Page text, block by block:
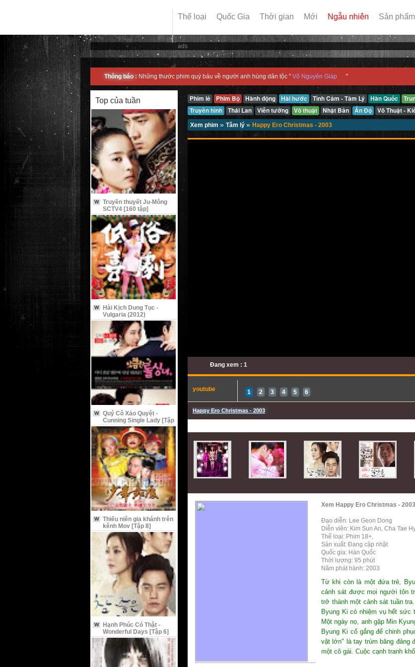
Thể loại Quốc Gia Thời gian Mới Ngẫu nhiên Sản phẩm
ads
Thông báo : Những thước phim quý báu về người anh hùng dân tộc " Võ Nguyên Giáp "
Top của tuần
W
Truyền thuyết Ju-Mông
SCTV4 [160 tập]
W
Hài Kịch Dung Tục -
Vulgaria (2012)
W
Quý Cô Xảo Quyệt -
Cunning Single Lady [Tập
9 Vietsub]
W
Thiếu niên gia khánh trên
kênh Mov [Tập 8]
W
Hạnh Phúc Có Thật -
Wonderful Days [Tập 6]
Phim lẻ Phim Bộ Hành động Hài hước Tình Cảm - Tâm Lý Hàn Quốc
Truyền hình
Thái Lan Viễn tưởng Võ thuật Nhật Bản Ấn Độ Võ Thuật -
Xem phim » Tâm lý » Happy Ero Christmas - 2003
Đang xem : 1
youtube 1 2 3 4 5 6
Happy Ero Christmas - 2003
Xem Happy Ero Christmas -
Đạo diễn: Lee Geon Dong
Diễn viên: Kim Sun An, Cha Tae
Thể loại: Phim 18+,
Sản xuất: Đang cập nhật
Quốc gia: Hàn Quốc
Thời lượng: 95 phút
Năm phát hành: 2003
Từ khi còn là một đứa trẻ,
cảnh sát được mọi người tôn
trở thành một cảnh sát tuần
Byung Ki có nhiệm vụ hết sức
Một ngày nọ, anh gặp Min
Byung Ki cố gắng để chinh
vật lớn" là tay trùm băng đảng
một cô gái. Cuộc cạnh tranh